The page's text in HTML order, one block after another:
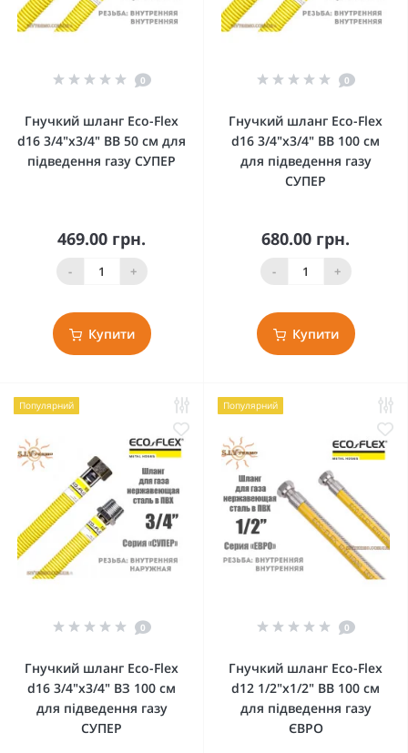
0
Гнучкий шланг Eco-Flex
d16 3/4"х3/4" ВВ 50 см для
підведення газу СУПЕР
469.00 грн.
- +
Купити
0
Гнучкий шланг Eco-Flex
d16 3/4"х3/4" ВВ 100 см
для підведення газу
СУПЕР
680.00 грн.
- +
Купити
Популярний
0
Гнучкий шланг Eco-Flex
d16 3/4"х3/4" ВЗ 100 см
для підведення газу
СУПЕР
Популярний
0
Гнучкий шланг Eco-Flex
d12 1/2"х1/2" ВВ 100 см
для підведення газу
ЄВРО